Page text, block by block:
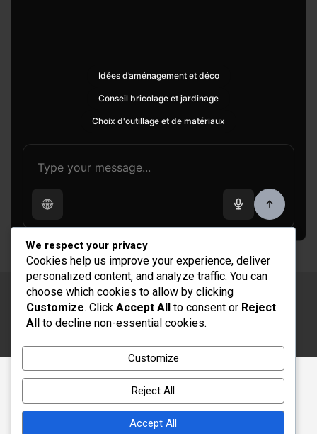
Idées d’aménagement et déco
Conseil bricolage et jardinage
Choix d'outillage et de matériaux
Copyright © 2026Rénovation et Décoration
Thème par :Theme Horse
We respect your privacy
Cookies help us improve your experience, deliver
personalized content, and analyze traffic. You can
choose which cookies to allow by clicking
Customize. Click Accept All to consent or Reject
All to decline non-essential cookies.
Customize
Reject All
Accept All